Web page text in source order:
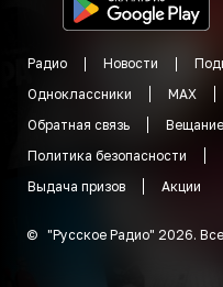
Радио Новости
Одноклассники
MAX
Обратная связь
Вещание
Политика безопасности
Выдача призов
Акции
© "Русское Радио" 2026.